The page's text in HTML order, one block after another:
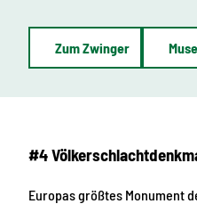
Zum Zwinger
#4
Europas größtes Monument